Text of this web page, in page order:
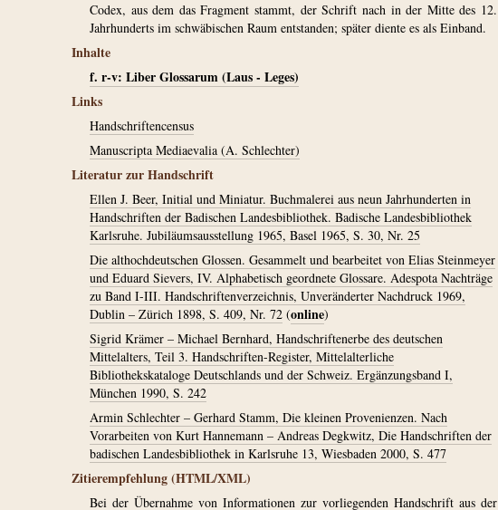
Codex, aus dem das Fragment stammt, der Schrift nach in der Mitte des 12.
Jahrhunderts im schwäbischen Raum entstanden; später diente es als Einband.
Inhalte
f. r-v: Liber Glossarum (Laus - Leges)
Links
Handschriftencensus
Manuscripta Mediaevalia (A. Schlechter)
Literatur zur Handschrift
Ellen J. Beer, Initial und Miniatur. Buchmalerei aus neun Jahrhunderten in
Handschriften der Badischen Landesbibliothek. Badische Landesbibliothek
Karlsruhe. Jubiläumsausstellung 1965, Basel 1965, S. 30, Nr. 25
Die althochdeutschen Glossen. Gesammelt und bearbeitet von Elias Steinmeyer
und Eduard Sievers, IV. Alphabetisch geordnete Glossare. Adespota Nachträge
zu Band I-III. Handschriftenverzeichnis, Unveränderter Nachdruck 1969,
Dublin – Zürich 1898, S. 409, Nr. 72 (online)
Sigrid Krämer – Michael Bernhard, Handschriftenerbe des deutschen
Mittelalters, Teil 3. Handschriften-Register, Mittelalterliche
Bibliothekskataloge Deutschlands und der Schweiz. Ergänzungsband I,
München 1990, S. 242
Armin Schlechter – Gerhard Stamm, Die kleinen Provenienzen. Nach
Vorarbeiten von Kurt Hannemann – Andreas Degkwitz, Die Handschriften der
badischen Landesbibliothek in Karlsruhe 13, Wiesbaden 2000, S. 477
Zitierempfehlung (HTML/XML)
Bei der Übernahme von Informationen zur vorliegenden Handschrift aus der